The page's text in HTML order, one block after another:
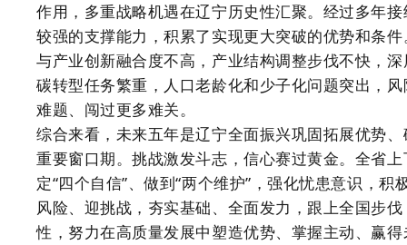
作用，多重战略机遇在辽宁历史性汇聚。经过多年
较强的支撑能力，积累了实现更大突破的优势和条
与产业创新融合度不高，产业结构调整步伐不快，
碳转型任务繁重，人口老龄化和少子化问题突出，
难题、闯过更多难关。
综合来看，未来五年是辽宁全面振兴巩固拓展优势
重要窗口期。挑战激发斗志，信心赛过黄金。全省
定“四个自信”、做到“两个维护”，强化忧患意识，
风险、迎挑战，夯实基础、全面发力，跟上全国步
性，努力在高质量发展中塑造优势、掌握主动、赢